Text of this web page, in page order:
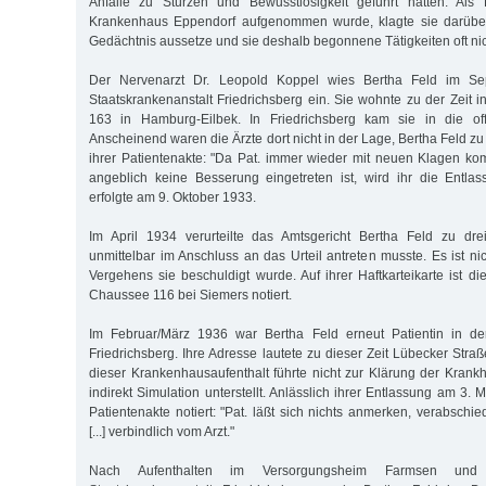
Krankenhaus Eppendorf aufgenommen wurde, klagte sie
Gedächtnis aussetze und sie deshalb begonnene Tätigkeiten oft
Der Nervenarzt Dr. Leopold Koppel wies Bertha Feld im
Staatskrankenanstalt Friedrichsberg ein. Sie wohnte zu der Zeit
163 in Hamburg-Eilbek. In Friedrichsberg kam sie in die
Anscheinend waren die Ärzte dort nicht in der Lage, Bertha Feld
ihrer Patientenakte: "Da Pat. immer wieder mit neuen Klagen
angeblich keine Besserung eingetreten ist, wird ihr die
erfolgte am 9. Oktober 1933.
Im April 1934 verurteilte das Amtsgericht Bertha Feld zu
unmittelbar im Anschluss an das Urteil antreten musste. Es ist
Vergehens sie beschuldigt wurde. Auf ihrer Haftkarteikarte ist
Chaussee 116 bei Siemers notiert.
Im Februar/März 1936 war Bertha Feld erneut Patientin in
Friedrichsberg. Ihre Adresse lautete zu dieser Zeit Lübecker
dieser Krankenhausaufenthalt führte nicht zur Klärung der
indirekt Simulation unterstellt. Anlässlich ihrer Entlassung am 3.
Patientenakte notiert: "Pat. läßt sich nichts anmerken,
[...] verbindlich vom Arzt."
Nach Aufenthalten im Versorgungsheim Farmsen